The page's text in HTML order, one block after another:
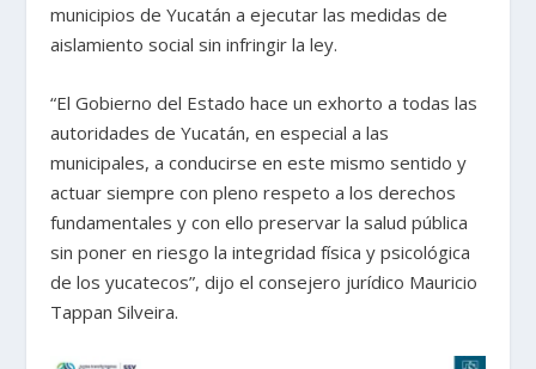
municipios de Yucatán a ejecutar las medidas de
aislamiento social sin infringir la ley.
“El Gobierno del Estado hace un exhorto a todas las
autoridades de Yucatán, en especial a las
municipales, a conducirse en este mismo sentido y
actuar siempre con pleno respeto a los derechos
fundamentales y con ello preservar la salud pública
sin poner en riesgo la integridad física y psicológica
de los yucatecos”, dijo el consejero jurídico Mauricio
Tappan Silveira.